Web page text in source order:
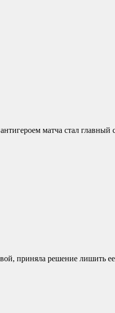
матча стал
приняла решение лишить